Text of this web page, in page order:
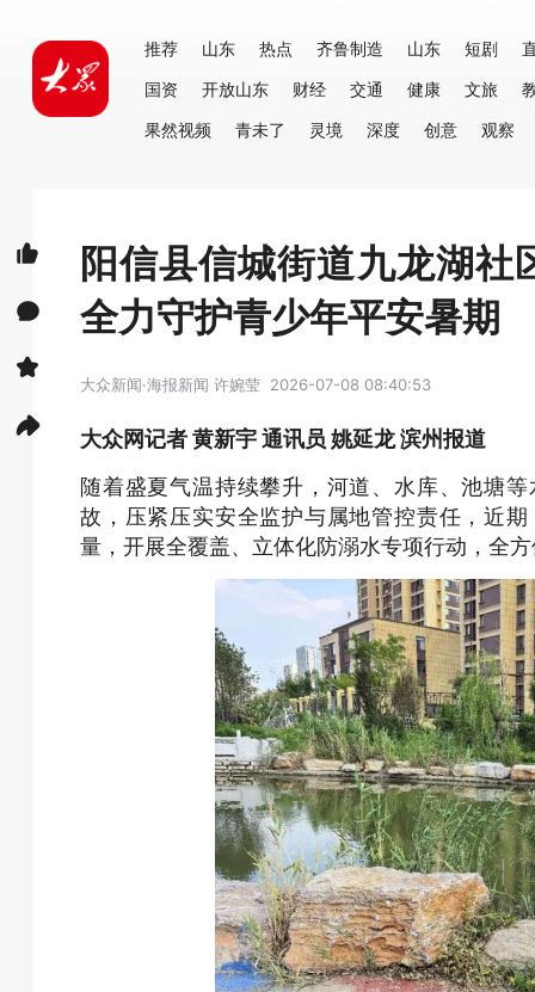
推荐 山东 热点 齐鲁制造 山东 短剧
国资
开放山东 财经 交通 健康 文旅
果然视频
青未了 灵境 深度 创意 观察
阳信县信城街道九龙湖
全力守护青少年平安暑期
大众新闻·海报新闻 许婉莹 2026-07-08 08:40:53
大众网记者 黄新宇 通讯员 姚延龙 滨州报道
随着盛夏气温持续攀升，河道、水库、池塘
故，压紧压实安全监护与属地管控责任，近
量，开展全覆盖、立体化防溺水专项行动，全